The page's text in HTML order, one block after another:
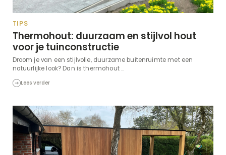
TIPS
Thermohout: duurzaam en stijlvol hout
voor je tuinconstructie
Droom je van een stijlvolle, duurzame buitenruimte met een
natuurlijke look? Dan is thermohout ...
Lees verder